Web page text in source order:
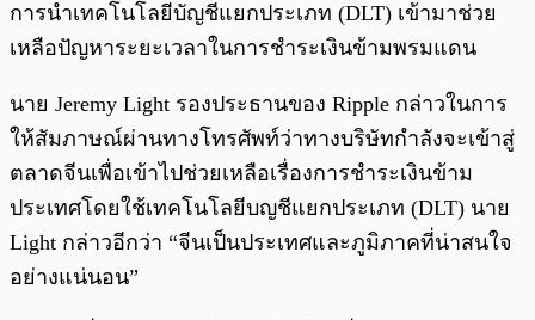
การนำเทคโนโลยีบัญชีแยกประเภท (DLT) เข้ามาช่วย
เหลือปัญหาระยะเวลาในการชำระเงินข้ามพรมแดน
นาย Jeremy Light รองประธานของ Ripple กล่าวในการ
ให้สัมภาษณ์ผ่านทางโทรศัพท์ว่าทางบริษัทกำลังจะเข้าสู่
ตลาดจีนเพื่อเข้าไปช่วยเหลือเรื่องการชำระเงินข้าม
ประเทศโดยใช้เทคโนโลยีบญชีแยกประเภท (DLT) นาย
Light กล่าวอีกว่า “จีนเป็นประเทศและภูมิภาคที่น่าสนใจ
อย่างแน่นอน”